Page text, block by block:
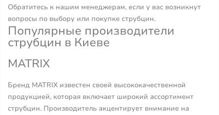
Обратитесь к нашим менеджерам, если у вас возникнут
вопросы по выбору или покупке струбцин.
Популярные производители
струбцин в Киеве
MATRIX
Бренд MATRIX известен своей высококачественной
продукцией, которая включает широкий ассортимент
струбцин. Производитель акцентирует внимание на